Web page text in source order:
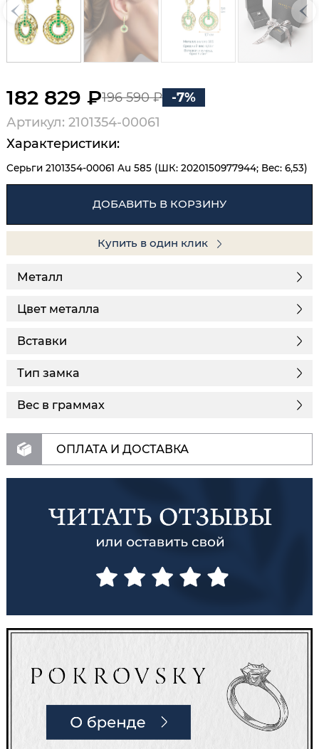
182 829 ₽196 590 ₽
-7%
Артикул: 2101354-00061
Характеристики:
Серьги 2101354-00061 Au 585 (ШК: 2020150977944; Вес: 6,53)
ДОБАВИТЬ В КОРЗИНУ
Купить в один клик
Металл
Цвет металла
Вставки
Тип замка
Вес в граммах
ОПЛАТА И ДОСТАВКА